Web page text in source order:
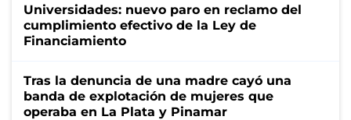
Universidades: nuevo paro en reclamo del
cumplimiento efectivo de la Ley de
Financiamiento
Tras la denuncia de una madre cayó una
banda de explotación de mujeres que
operaba en La Plata y Pinamar